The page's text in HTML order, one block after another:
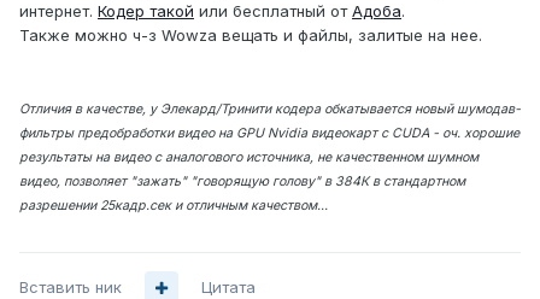
интернет. Кодер такой или бесплатный отАдоба.
Также можно ч-з Wowza вещать и файлы, залитые на нее.
Отличия в качестве, у Элекард/Тринити кодера обкатывается новый шумодав-
фильтры предобработки видео на GPU Nvidia видеокарт с CUDA - оч. хорошие
результаты на видео с аналогового источника, не качественном шумном
видео, позволяет "зажать" "говорящую голову" в 384К в стандартном
разрешении 25кадр.сек и отличным качеством...
Вставить ник Цитата